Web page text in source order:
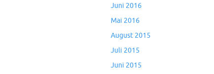
Juni 2016
Mai 2016
August 2015
Juli 2015
Juni 2015